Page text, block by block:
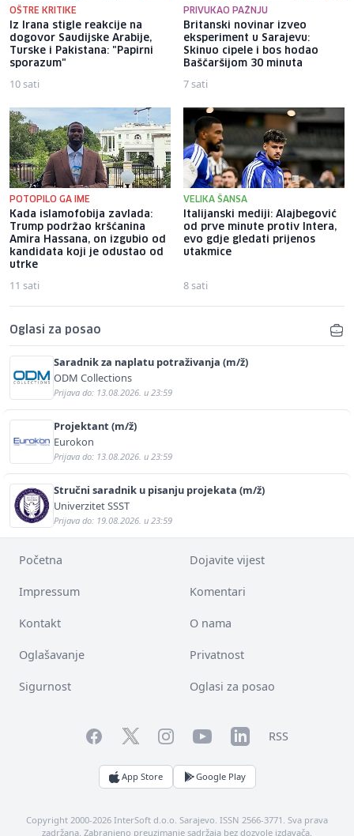
OŠTRE KRITIKE
Iz Irana stigle reakcije na
dogovor Saudijske Arabije,
Turske i Pakistana: "Papirni
sporazum"
10 sati
PRIVUKAO PAŽNJU
Britanski novinar izveo
eksperiment u Sarajevu:
Skinuo cipele i bos hodao
Baščaršijom 30 minuta
7 sati
POTOPILO GA IME
Kada islamofobija zavlada:
Trump podržao kršćanina
Amira Hassana, on izgubio od
kandidata koji je odustao od
utrke
11 sati
VELIKA ŠANSA
Italijanski mediji: Alajbegović
od prve minute protiv Intera,
evo gdje gledati prijenos
utakmice
8 sati
Oglasi za posao
Saradnik za naplatu potraživanja (m/ž)
ODM Collections
Prijava do: 13.08.2026. u 23:59
Projektant (m/ž)
Eurokon
Prijava do: 13.08.2026. u 23:59
Stručni saradnik u pisanju projekata (m/ž)
Univerzitet SSST
Prijava do: 19.08.2026. u 23:59
Početna Dojavite vijest
Impressum Komentari
Kontakt O nama
Oglašavanje Privatnost
Sigurnost Oglasi za posao
FacebookTwitterInstagramYouTubeLinkedInRSS
App Store Google Play
Copyright 2000-2026 InterSoft d.o.o. Sarajevo. ISSN 2566-3771. Sva prava
zadržana. Zabranjeno preuzimanje sadržaja bez dozvole izdavača.